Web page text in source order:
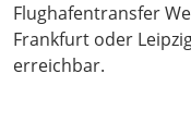
Flughafentransfer
Frankfurt oder
erreichbar.